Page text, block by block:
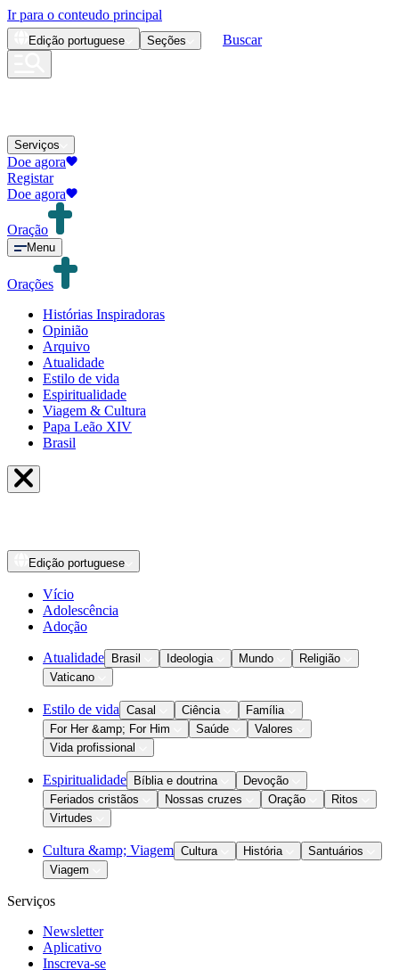
Ir para o conteudo principal
Edição portuguese Seções Buscar
Serviços
Doe agora
Registar
Doe agora
Oração
Menu
Orações
Histórias Inspiradoras
Opinião
Arquivo
Atualidade
Estilo de vida
Espiritualidade
Viagem & Cultura
Papa Leão XIV
Brasil
Edição portuguese
Vício
Adolescência
Adoção
Atualidade Brasil Ideologia Mundo
Religião
Vaticano
Estilo de vida Casal Ciência
Família
For Her &amp; For Him
Saúde
Valores
Vida profissional
Espiritualidade Bíblia e doutrina
Devoção
Feriados cristãos
Nossas cruzes Oração
Ritos
Virtudes
Cultura &amp; Viagem Cultura História
Santuários
Viagem
Serviços
Newsletter
Aplicativo
Inscreva-se